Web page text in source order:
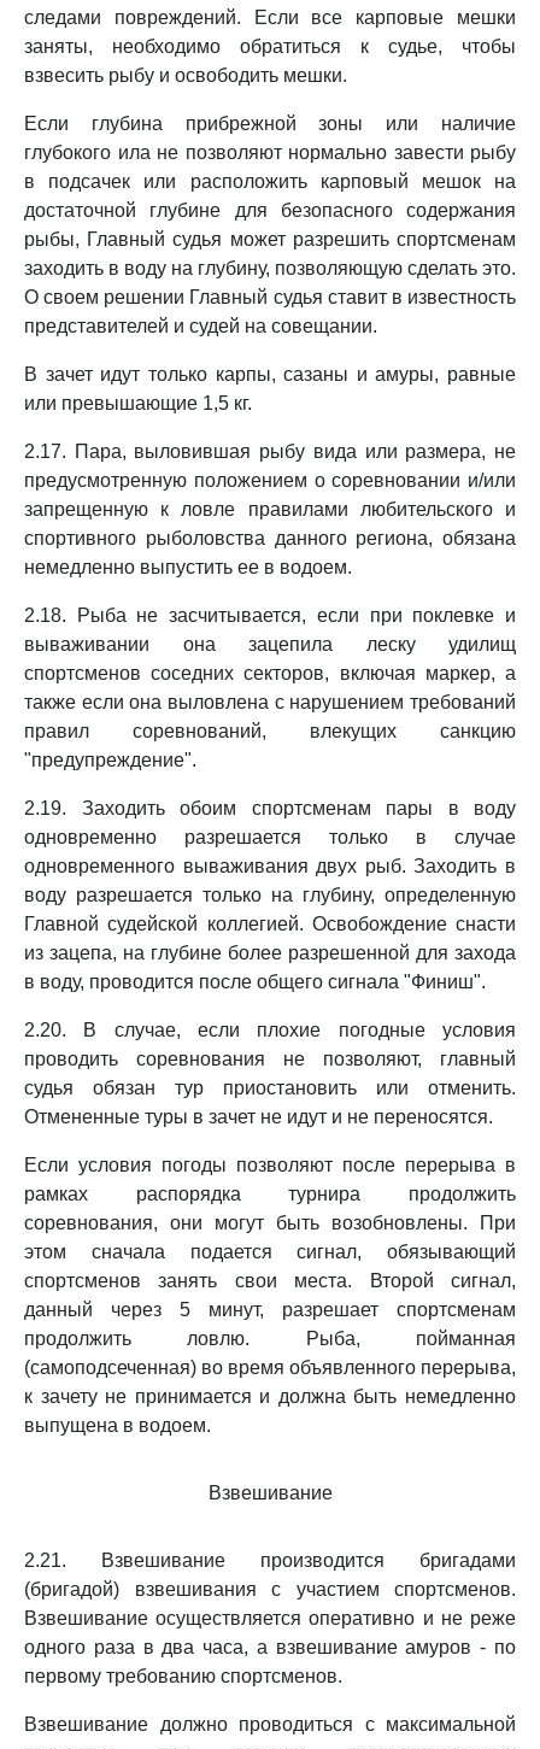
следами повреждений. Если все карповые мешки
заняты, необходимо обратиться к судье, чтобы
взвесить рыбу и освободить мешки.
Если глубина прибрежной зоны или наличие
глубокого ила не позволяют нормально завести рыбу
в подсачек или расположить карповый мешок на
достаточной глубине для безопасного содержания
рыбы, Главный судья может разрешить спортсменам
заходить в воду на глубину, позволяющую сделать это.
О своем решении Главный судья ставит в известность
представителей и судей на совещании.
В зачет идут только карпы, сазаны и амуры, равные
или превышающие 1,5 кг.
2.17. Пара, выловившая рыбу вида или размера, не
предусмотренную положением о соревновании и/или
запрещенную к ловле правилами любительского и
спортивного рыболовства данного региона, обязана
немедленно выпустить ее в водоем.
2.18. Рыба не засчитывается, если при поклевке и
вываживании она зацепила леску удилищ
спортсменов соседних секторов, включая маркер, а
также если она выловлена с нарушением требований
правил соревнований, влекущих санкцию
"предупреждение".
2.19. Заходить обоим спортсменам пары в воду
одновременно разрешается только в случае
одновременного вываживания двух рыб. Заходить в
воду разрешается только на глубину, определенную
Главной судейской коллегией. Освобождение снасти
из зацепа, на глубине более разрешенной для захода
в воду, проводится после общего сигнала "Финиш".
2.20. В случае, если плохие погодные условия
проводить соревнования не позволяют, главный
судья обязан тур приостановить или отменить.
Отмененные туры в зачет не идут и не переносятся.
Если условия погоды позволяют после перерыва в
рамках распорядка турнира продолжить
соревнования, они могут быть возобновлены. При
этом сначала подается сигнал, обязывающий
спортсменов занять свои места. Второй сигнал,
данный через 5 минут, разрешает спортсменам
продолжить ловлю. Рыба, пойманная
(самоподсеченная) во время объявленного перерыва,
к зачету не принимается и должна быть немедленно
выпущена в водоем.
Взвешивание
2.21. Взвешивание производится бригадами
(бригадой) взвешивания с участием спортсменов.
Взвешивание осуществляется оперативно и не реже
одного раза в два часа, а взвешивание амуров - по
первому требованию спортсменов.
Взвешивание должно проводиться с максимальной